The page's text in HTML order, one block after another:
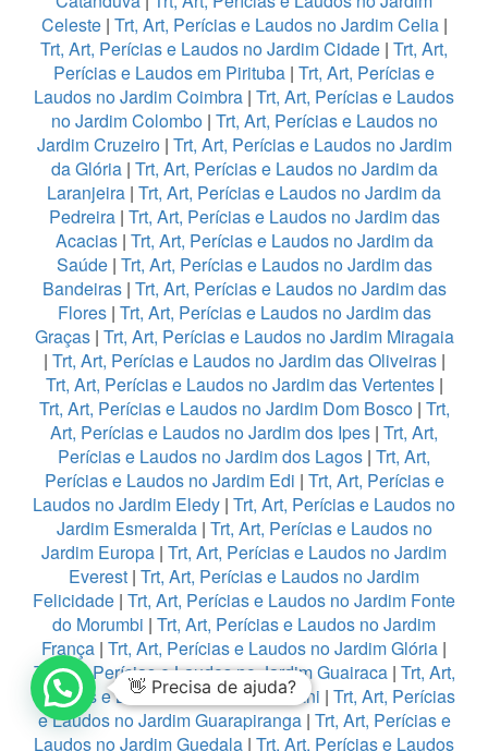
Celeste| Trt, Art, Perícias e Laudos no Jardim Celia|
Trt, Art, Perícias e Laudos no Jardim Cidade | Trt, Art,
Perícias e Laudos em Pirituba | Trt, Art, Perícias e
Laudos no Jardim Coimbra | Trt, Art, Perícias e Laudos
no Jardim Colombo| Trt, Art, Perícias e Laudos no
Jardim Cruzeiro| Trt, Art, Perícias e Laudos no Jardim
da Glória| Trt, Art, Perícias e Laudos no Jardim da
Laranjeira | Trt, Art, Perícias e Laudos no Jardim da
Pedreira| Trt, Art, Perícias e Laudos no Jardim das
Acacias| Trt, Art, Perícias e Laudos no Jardim da
Saúde| Trt, Art, Perícias e Laudos no Jardim das
Bandeiras| Trt, Art, Perícias e Laudos no Jardim das
Flores| Trt, Art, Perícias e Laudos no Jardim das
Graças| Trt, Art, Perícias e Laudos no Jardim Miragaia
| Trt, Art, Perícias e Laudos no Jardim das Oliveiras|
Trt, Art, Perícias e Laudos no Jardim das Vertentes|
Trt, Art, Perícias e Laudos no Jardim Dom Bosco| Trt,
Art, Perícias e Laudos no Jardim dos Ipes | Trt, Art,
Perícias e Laudos no Jardim dos Lagos | Trt, Art,
Perícias e Laudos no Jardim Edi | Trt, Art, Perícias e
Laudos no Jardim Eledy | Trt, Art, Perícias e Laudos no
Jardim Esmeralda| Trt, Art, Perícias e Laudos no
Jardim Europa | Trt, Art, Perícias e Laudos no Jardim
Everest | Trt, Art, Perícias e Laudos no Jardim
Felicidade | Trt, Art, Perícias e Laudos no Jardim Fonte
do Morumbi | Trt, Art, Perícias e Laudos no Jardim
França | Trt, Art, Perícias e Laudos no Jardim Glória |
Trt, Art, Perícias e Laudos no Jardim Guairaca| Trt, Art,
Perícias e Laudos no Jardim Guarani | Trt, Art, Perícias
e Laudos no Jardim Guarapiranga| Trt, Art, Perícias e
Laudos no Jardim Guedala | Trt, Art, Perícias e Laudos
👋 Precisa de ajuda?